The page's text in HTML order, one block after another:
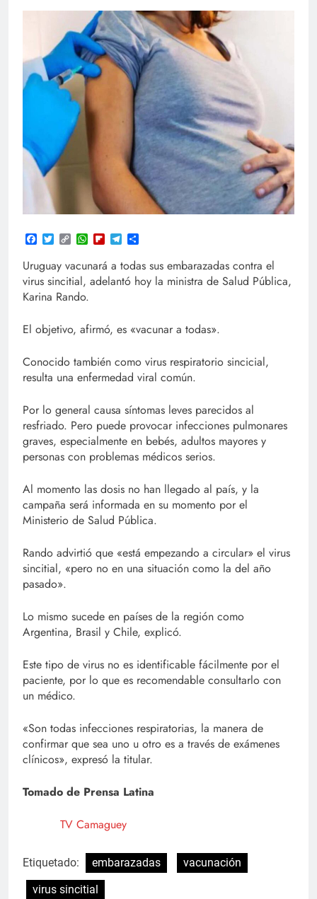
Facebook
TwitterCopy
Link
WhatsApp
FlipboardTelegram
Uruguay vacunará a todas sus embarazadas contra el
virus sincitial, adelantó hoy la ministra de Salud Pública,
Karina Rando.
El objetivo, afirmó, es «vacunar a todas».
Conocido también como virus respiratorio sincicial,
resulta una enfermedad viral común.
Por lo general causa síntomas leves parecidos al
resfriado. Pero puede provocar infecciones pulmonares
graves, especialmente en bebés, adultos mayores y
personas con problemas médicos serios.
Al momento las dosis no han llegado al país, y la
campaña será informada en su momento por el
Ministerio de Salud Pública.
Rando advirtió que «está empezando a circular» el virus
sincitial, «pero no en una situación como la del año
pasado».
Lo mismo sucede en países de la región como
Argentina, Brasil y Chile, explicó.
Este tipo de virus no es identificable fácilmente por el
paciente, por lo que es recomendable consultarlo con
un médico.
«Son todas infecciones respiratorias, la manera de
confirmar que sea uno u otro es a través de exámenes
clínicos», expresó la titular.
Tomado de Prensa Latina
TV Camaguey
Etiquetado: embarazadas
vacunación
virus sincitial